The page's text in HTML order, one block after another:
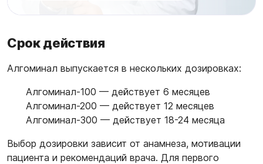
Срок действия
Алгоминал выпускается в нескольких дозировках:
Алгоминал-100 — действует 6 месяцев
Алгоминал-200 — действует 12 месяцев
Алгоминал-300 — действует 18-24 месяца
Выбор дозировки зависит от анамнеза, мотивации
пациента и рекомендаций врача. Для первого